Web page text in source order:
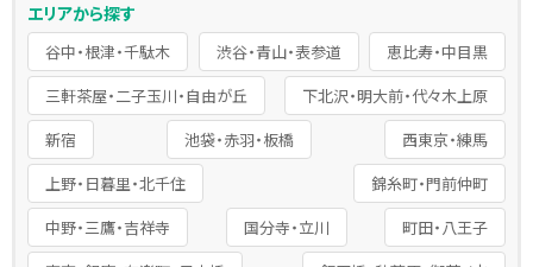
エリアから探す
谷中・根津・千駄木 渋谷・青山・表参道
恵比寿・中目黒
三軒茶屋・二子玉川・自由が丘
下北沢・明大前・代々木上原
新宿
池袋・赤羽・板橋
西東京・練馬
上野・日暮里・北千住
錦糸町・門前仲町
中野・三鷹・吉祥寺
国分寺・立川
町田・八王子